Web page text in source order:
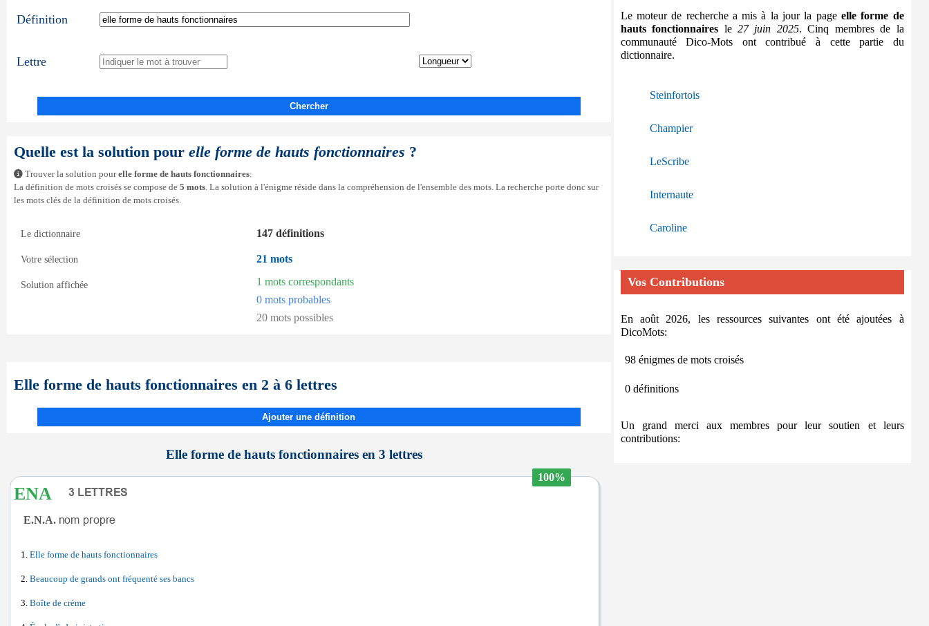
Définition
Lettre
Chercher
Quelle est la solution pour elle forme de hauts fonctionnaires ?
Trouver la solution pourelle forme de hauts fonctionnaires:
La définition de mots croisés se compose de 5 mots. La solution à l'énigme réside dans la compréhension de l'ensemble des mots. La recherche porte donc sur
les mots clés de la définition de mots croisés.
Le dictionnaire 147 définitions
Votre sélection 21 mots
Solution affichée
1 mots correspondants
0 mots probables
20 mots possibles
Elle forme de hauts fonctionnaires en 2 à 6 lettres
Ajouter une définition
Elle forme de hauts fonctionnaires en 3 lettres
100%
ENA
E.N.A.
Elle forme de hauts fonctionnaires
Beaucoup de grands ont fréquenté ses bancs
Boîte de crème
Le moteur de recherche a mis à la jour la pageelle forme de
hauts fonctionnaires le 27 juin 2025. Cinq membres de la
communauté Dico-Mots ont contribué à cette partie du
dictionnaire.
Steinfortois
Champier
LeScribe
Internaute
Caroline
Vos Contributions
En août 2026, les ressources suivantes ont été ajoutées à
DicoMots:
98 énigmes de mots croisés
0 définitions
Un grand merci aux membres pour leur soutien et leurs
contributions: